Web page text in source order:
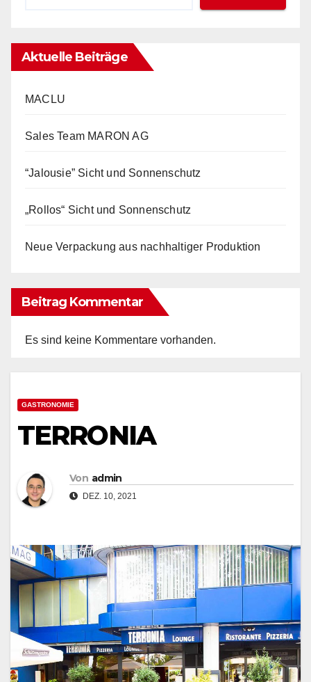
Aktuelle Beiträge
MACLU
Sales Team MARON AG
“Jalousie” Sicht und Sonnenschutz
„Rollos“ Sicht und Sonnenschutz
Neue Verpackung aus nachhaltiger Produktion
Beitrag Kommentar
Es sind keine Kommentare vorhanden.
GASTRONOMIE
TERRONIA
Von admin
DEZ. 10, 2021